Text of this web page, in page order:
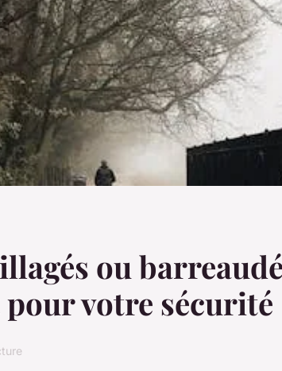
ou
votre sécurité